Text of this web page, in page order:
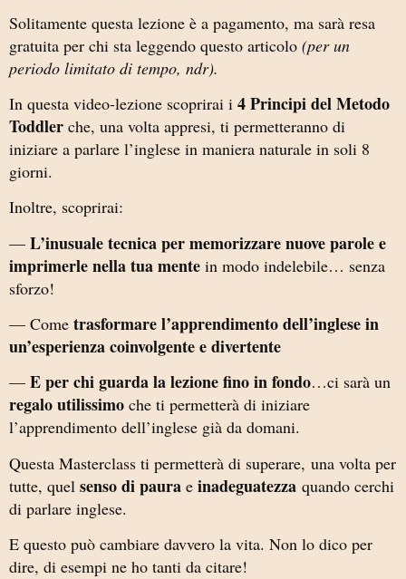
Solitamente questa lezione è a pagamento, ma sarà resa
gratuita per chi sta leggendo questo articolo (per un
periodo limitato di tempo, ndr).
In questa video-lezione scoprirai i 4 Principi del Metodo
Toddler che, una volta appresi, ti permetteranno di
iniziare a parlare l’inglese in maniera naturale in soli 8
giorni.
Inoltre, scoprirai:
— L’inusuale tecnica per memorizzare nuove parole e
imprimerle nella tua mente in modo indelebile… senza
sforzo!
— Come trasformare l’apprendimento dell’inglese in
un’esperienza coinvolgente e divertente
— E per chi guarda la lezione fino in fondo…ci sarà un
regalo utilissimo che ti permetterà di iniziare
l’apprendimento dell’inglese già da domani.
Questa Masterclass ti permetterà di superare, una volta per
tutte, quel senso di paura e inadeguatezza quando cerchi
di parlare inglese.
E questo può cambiare davvero la vita. Non lo dico per
dire, di esempi ne ho tanti da citare!